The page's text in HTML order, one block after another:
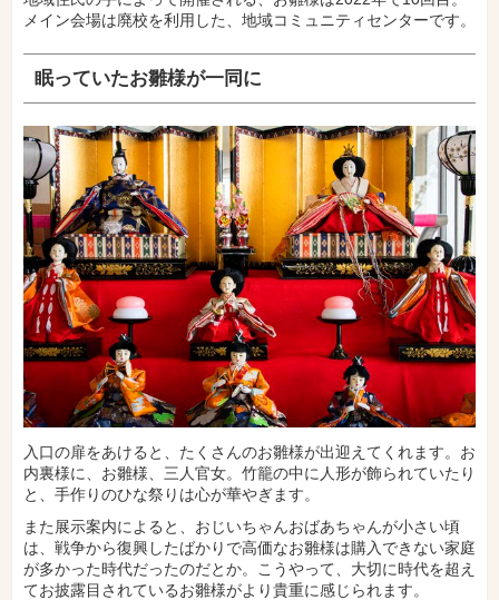
メイン会場は廃校を利用した、地域コミュニティセンターです。
眠っていたお雛様が一同に
入口の扉をあけると、たくさんのお雛様が出迎えてくれます。お
内裏様に、お雛様、三人官女。竹籠の中に人形が飾られていたり
と、手作りのひな祭りは心が華やぎます。
また展示案内によると、おじいちゃんおばあちゃんが小さい頃
は、戦争から復興したばかりで高価なお雛様は購入できない家庭
が多かった時代だったのだとか。こうやって、大切に時代を超え
てお披露目されているお雛様がより貴重に感じられます。